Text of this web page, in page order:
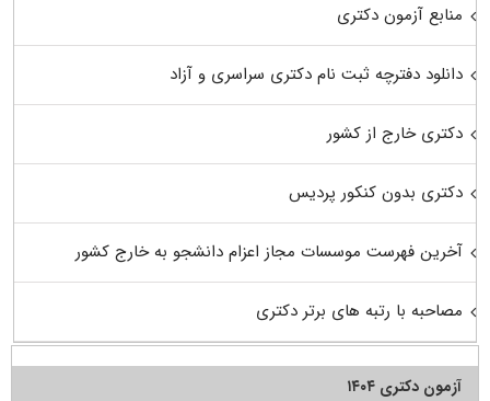
منابع آزمون دکتری
دانلود دفترچه ثبت نام دکتری سراسری و آزاد
دکتری خارج از کشور
دکتری بدون کنکور پردیس
آخرین فهرست موسسات مجاز اعزام دانشجو به خارج کشور
مصاحبه با رتبه های برتر دکتری
آزمون دکتری ۱۴۰۴